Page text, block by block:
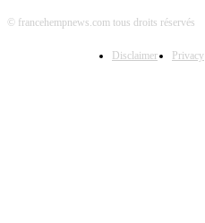
© francehempnews.com tous droits réservés
Disclaimer Privacy